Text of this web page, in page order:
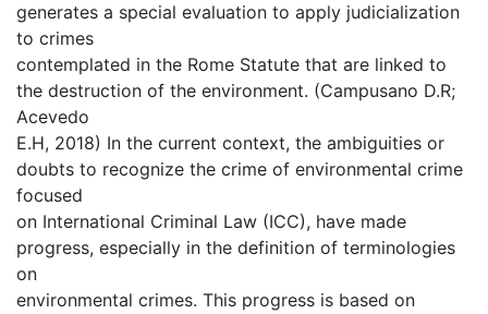
generates a special evaluation to apply judicialization
to crimes
contemplated in the Rome Statute that are linked to
the destruction of the environment. (Campusano D.R;
Acevedo
E.H, 2018) In the current context, the ambiguities or
doubts to recognize the crime of environmental crime
focused
on International Criminal Law (ICC), have made
progress, especially in the definition of terminologies
on
environmental crimes. This progress is based on